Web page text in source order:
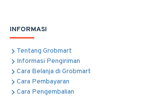
INFORMASI
Tentang Grobmart
Informasi Pengiriman
Cara Belanja di Grobmart
Cara Pembayaran
Cara Pengembalian